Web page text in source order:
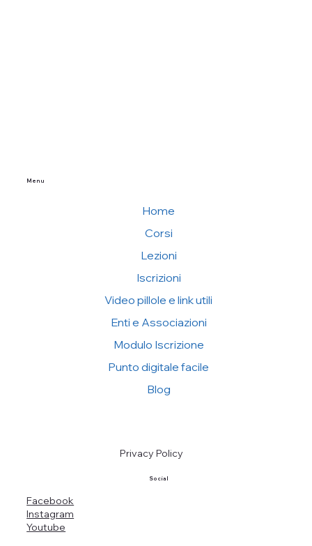
Menu
Home
Corsi
Lezioni
Iscrizioni
Video pillole e link utili
Enti e Associazioni
Modulo Iscrizione
Punto digitale facile
Blog
Privacy Policy
Social
Facebook
Instagram
Youtube